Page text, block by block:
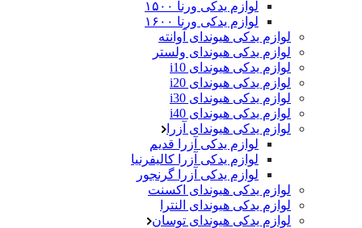
لوازم یدکی ورنا ۱۵۰۰
لوازم یدکی ورنا ۱۶۰۰
لوازم یدکی هیوندای آوانته
لوازم یدکی هیوندای ولستر
لوازم یدکی هیوندای i10
لوازم یدکی هیوندای i20
لوازم یدکی هیوندای i30
لوازم یدکی هیوندای i40
لوازم یدکی هیوندای آزرا
لوازم یدکی آزرا قدیم
لوازم یدکی آزرا کالیفرنیا
لوازم یدکی آزرا گرنجور
لوازم یدکی هیوندای اکسنت
لوازم یدکی هیوندای النترا
لوازم یدکی هیوندای توسان